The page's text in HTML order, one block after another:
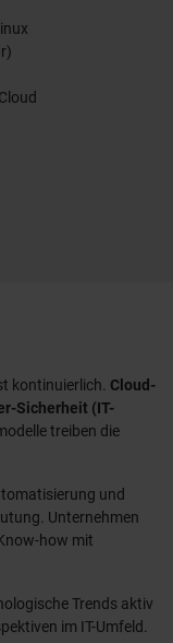
kontinuierlich. Cloud-
Sicherheit (IT-
treiben die
und
Unternehmen
how mit
Trends aktiv
im IT-Umfeld.